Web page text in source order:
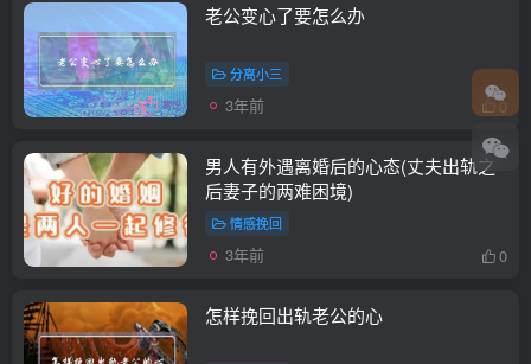
老公变心了要怎么办
分离小三
3年前 0
男人有外遇离婚后的心态(丈夫出轨之
后妻子的两难困境)
情感挽回
3年前 0
怎样挽回出轨老公的心